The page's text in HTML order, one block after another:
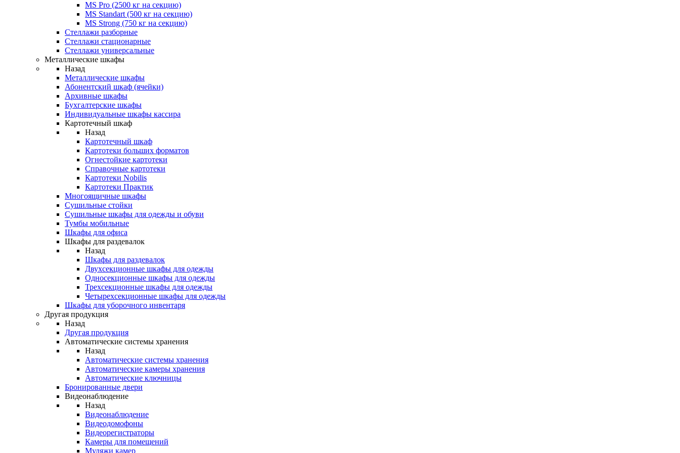
MS Pro (2500 кг на секцию)
MS Standart (500 кг на секцию)
MS Strong (750 кг на секцию)
Стеллажи разборные
Стеллажи стационарные
Стеллажи универсальные
Металлические шкафы
Назад
Металлические шкафы
Абонентский шкаф (ячейки)
Архивные шкафы
Бухгалтерские шкафы
Индивидуальные шкафы кассира
Картотечный шкаф
Назад
Картотечный шкаф
Картотеки больших форматов
Огнестойкие картотеки
Справочные картотеки
Картотеки Nobilis
Картотеки Практик
Многоящичные шкафы
Сушильные стойки
Сушильные шкафы для одежды и обуви
Тумбы мобильные
Шкафы для офиса
Шкафы для раздевалок
Назад
Шкафы для раздевалок
Двухсекционные шкафы для одежды
Односекционные шкафы для одежды
Трехсекционные шкафы для одежды
Четырехсекционные шкафы для одежды
Шкафы для уборочного инвентаря
Другая продукция
Назад
Другая продукция
Автоматические системы хранения
Назад
Автоматические системы хранения
Автоматические камеры хранения
Автоматические ключницы
Бронированные двери
Видеонаблюдение
Назад
Видеонаблюдение
Видеодомофоны
Видеорегистраторы
Камеры для помещений
Муляжи камер